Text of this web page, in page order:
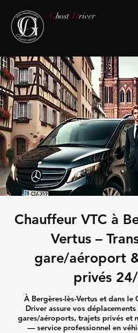
Ghost Driver
Chauffeur VTC à
Vertus –
gare/aéroport
privés
À Bergères-lès-Vertus et dans le
Driver assure vos
gares/aéroports, trajets privés et
— service professionnel en